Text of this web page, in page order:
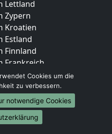
Lettland
Zypern
Kroatien
Estland
Finnland
Frankreich
Griechenland
Italien
Liechtenstein
Luxemburg
Niederlande
Cookies um die
zu verbessern.
notwendige Cookies